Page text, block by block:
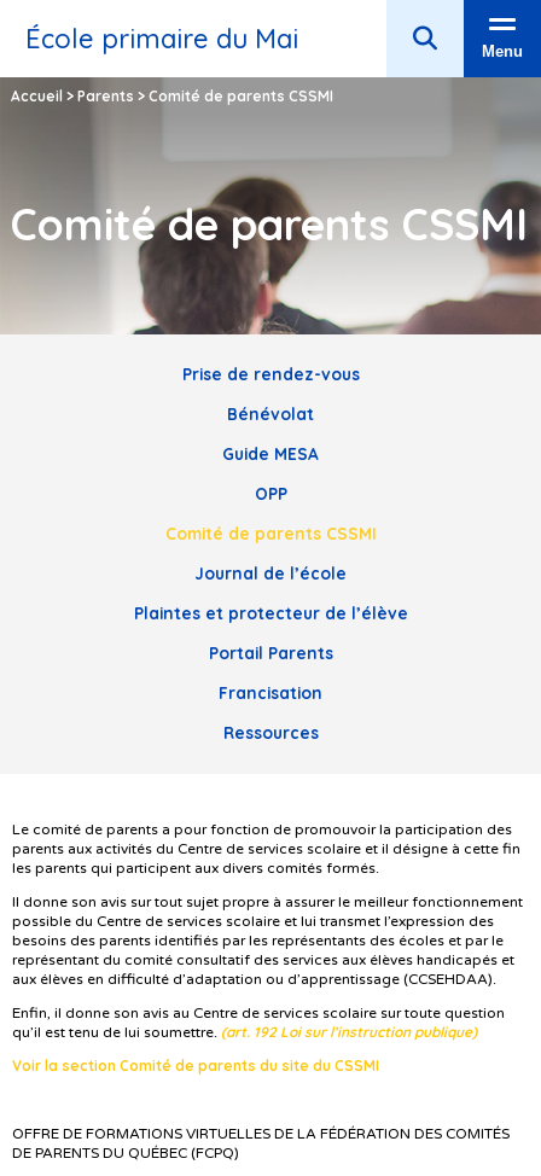
École primaire du Mai Menu
Accueil > Parents > Comité de parents CSSMI
Comité de parents CSSMI
Prise de rendez-vous
Bénévolat
Guide MESA
OPP
Comité de parents CSSMI
Journal de l’école
Plaintes et protecteur de l’élève
Portail Parents
Francisation
Ressources
Le comité de parents a pour fonction de promouvoir la participation des
parents aux activités du Centre de services scolaire et il désigne à cette fin
les parents qui participent aux divers comités formés.
Il donne son avis sur tout sujet propre à assurer le meilleur fonctionnement
possible du Centre de services scolaire et lui transmet l’expression des
besoins des parents identifiés par les représentants des écoles et par le
représentant du comité consultatif des services aux élèves handicapés et
aux élèves en difficulté d’adaptation ou d’apprentissage (CCSEHDAA).
Enfin, il donne son avis au Centre de services scolaire sur toute question
qu’il est tenu de lui soumettre. (art. 192 Loi sur l’instruction publique)
Voir la section Comité de parents du site du CSSMI
OFFRE DE FORMATIONS VIRTUELLES DE LA FÉDÉRATION DES COMITÉS
DE PARENTS DU QUÉBEC (FCPQ)